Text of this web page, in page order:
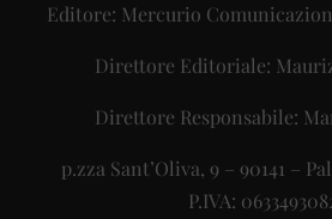
Editore: Mercurio
Direttore Editoriale:
Direttore Responsabile:
p.zza Sant’Oliva, 9 – 90141 –
P.IVA: